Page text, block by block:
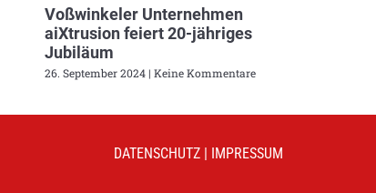
Voßwinkeler Unternehmen
aiXtrusion feiert 20-jähriges
Jubiläum
26. September 2024 Keine Kommentare
DATENSCHUTZ | IMPRESSUM